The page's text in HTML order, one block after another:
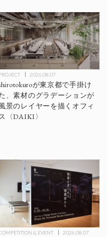
2026.08.07
が東京都で手掛け
、素材のグラデーションが
風景のレイヤーを描くオフィ
ス〈DAIKI〉
& EVENT 2026.08.07